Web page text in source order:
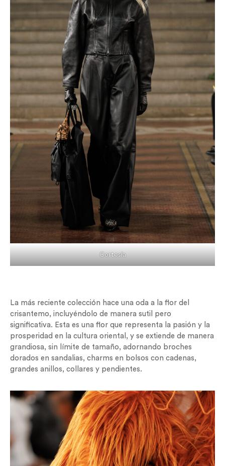
Cortesía
La más reciente colección hace una oda a la flor del
crisantemo, incluyéndolo de manera sutil pero
significativa. Esta es una flor que representa la pasión y la
prosperidad en la cultura oriental, y se extiende de manera
grandiosa, sin límite de tamaño, adornando broches
dorados en sandalias, charms en bolsos con cadenas,
grandes anillos, collares y pendientes.